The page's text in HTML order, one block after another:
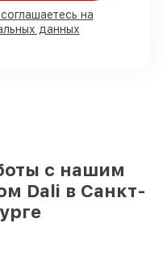
срочного заказа
Dali и
на
данных
с нашим
Dali в Санкт-